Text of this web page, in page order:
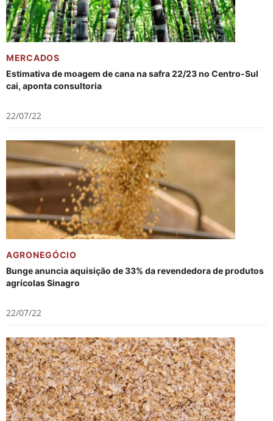
MERCADOS
Estimativa de moagem de cana na safra 22/23 no Centro-Sul
cai, aponta consultoria
22/07/22
AGRONEGÓCIO
Bunge anuncia aquisição de 33% da revendedora de produtos
agrícolas Sinagro
22/07/22